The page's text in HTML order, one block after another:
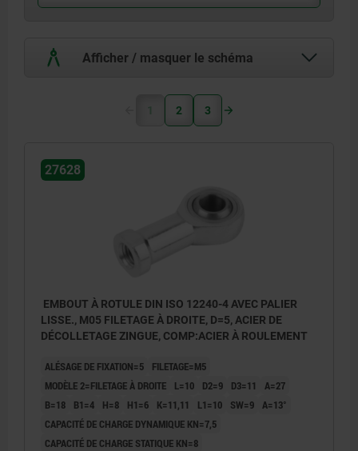
Afficher / masquer le schéma
1 2 3
27628
EMBOUT À ROTULE DIN ISO 12240-4 AVEC PALIER
LISSE., M05 FILETAGE À DROITE, D=5, ACIER DE
DÉCOLLETAGE ZINGUE, COMP:ACIER À ROULEMENT
ALÉSAGE DE FIXATION=5
FILETAGE=M5
MODÈLE 2=FILETAGE À DROITE
L=10 D2=9 D3=11
A=27
B=18
B1=4 H=8 H1=6 K=11,11 L1=10 SW=9 Α=13°
CAPACITÉ DE CHARGE DYNAMIQUE KN=7,5
CAPACITÉ DE CHARGE STATIQUE KN=8